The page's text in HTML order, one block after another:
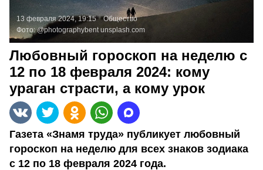
13 февраля 2024, 19:15
Общество
Фото:@photographybent unsplash.com
Любовный гороскоп на неделю с
12 по 18 февраля 2024: кому
ураган страсти, а кому урок
Газета «Знамя труда» публикует любовный
гороскоп на неделю для всех знаков зодиака
с 12 по 18 февраля 2024 года.